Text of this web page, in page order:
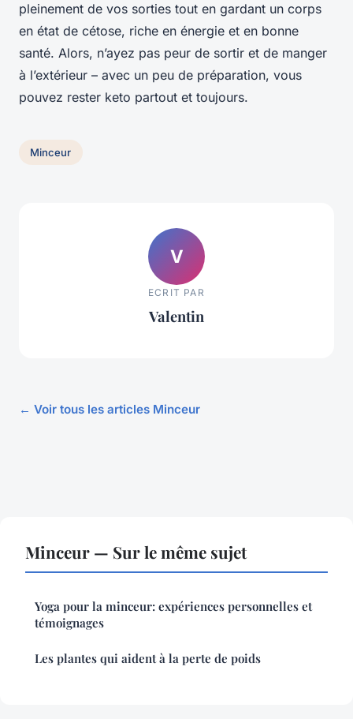
pleinement de vos sorties tout en gardant un corps
en état de cétose, riche en énergie et en bonne
santé. Alors, n’ayez pas peur de sortir et de manger
à l’extérieur – avec un peu de préparation, vous
pouvez rester keto partout et toujours.
Minceur
V
ECRIT PAR
Valentin
← Voir tous les articles Minceur
Minceur — Sur le même sujet
Yoga pour la minceur: expériences personnelles et
témoignages
Les plantes qui aident à la perte de poids